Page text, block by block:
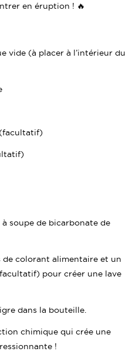
en éruption ! 🔥
vide (à placer à l’intérieur du
soupe de bicarbonate de
colorant alimentaire et un
pour créer une lave
dans la bouteille.
chimique qui crée une
!